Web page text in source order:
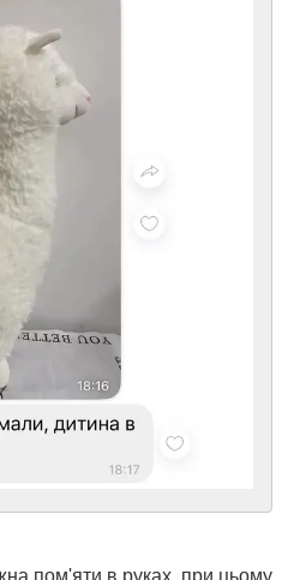
пом'яти в руках, при цьому